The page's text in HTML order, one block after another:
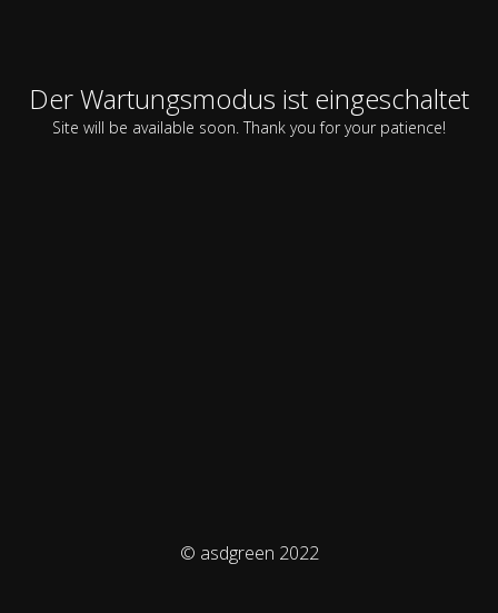
Der Wartungsmodus ist eingeschaltet
Site will be available soon. Thank you for your patience!
© asdgreen 2022